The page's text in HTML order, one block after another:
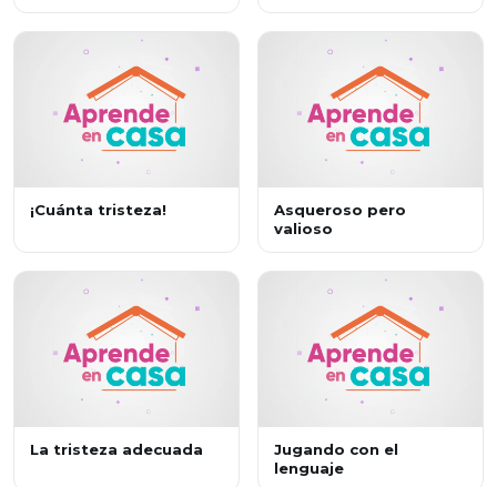
¡Cuánta tristeza!
Asqueroso pero
valioso
La tristeza adecuada
Jugando con el
lenguaje